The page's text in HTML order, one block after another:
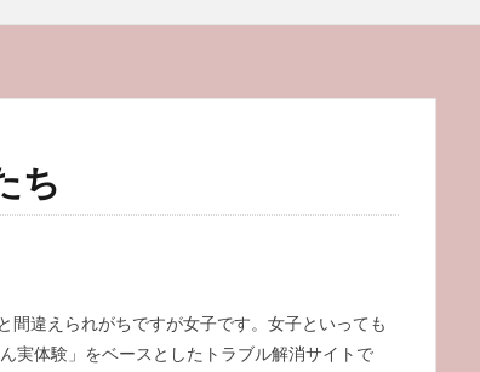
ち
違えられがちですが女子です。女子といっても
実体験」をベースとしたトラブル解消サイトで